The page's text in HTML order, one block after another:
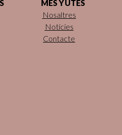
MÉS YUTES
Nosaltres
Notícies
Contacte